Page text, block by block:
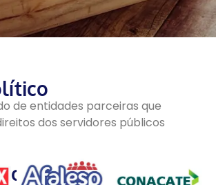
de entidades parceiras que
dos servidores públicos